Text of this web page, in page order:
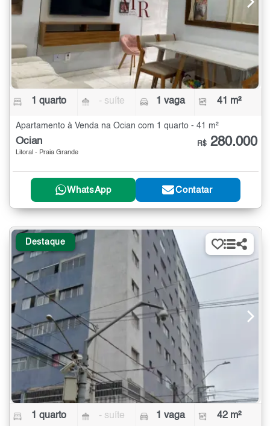
1 quarto - suíte 1 vaga 41 m²
Apartamento à Venda na Ocian com 1 quarto - 41 m²
Ocian
Litoral - Praia Grande
R$ 280.000
WhatsApp Contatar
Destaque
1 quarto - suíte 1 vaga 42 m²